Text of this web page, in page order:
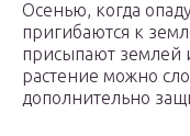
Осенью, когда
пригибаются к
присыпают землей
растение можно
дополнительно